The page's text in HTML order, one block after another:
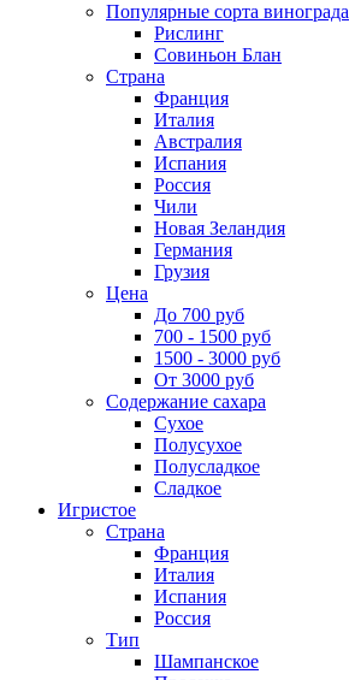
Популярные сорта винограда
Рислинг
Совиньон Блан
Страна
Франция
Италия
Австралия
Испания
Россия
Чили
Новая Зеландия
Германия
Грузия
Цена
До 700 руб
700 - 1500 руб
1500 - 3000 руб
От 3000 руб
Содержание сахара
Сухое
Полусухое
Полусладкое
Сладкое
Игристое
Страна
Франция
Италия
Испания
Россия
Тип
Шампанское